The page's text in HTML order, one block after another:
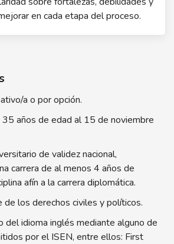
en cada etapa del proceso.
a o por opción.
años de edad al 15 de noviembre
de validez nacional,
carrera de al menos 4 años de
afín a la carrera diplomática.
de los derechos civiles y políticos.
del idioma inglés mediante alguno de
por el ISEN, entre ellos: First